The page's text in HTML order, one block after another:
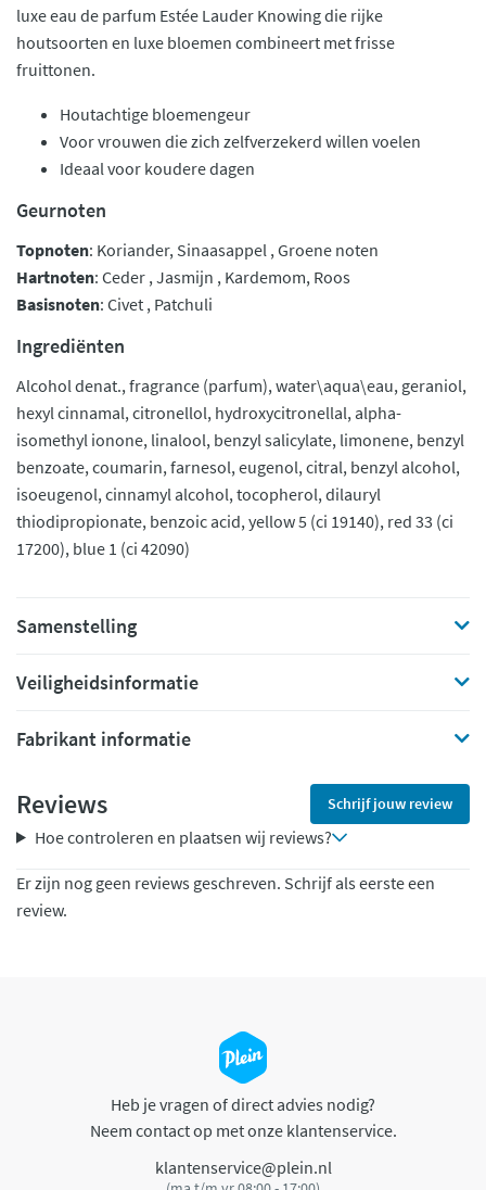
luxe eau de parfum Estée Lauder Knowing die rijke
houtsoorten en luxe bloemen combineert met frisse
fruittonen.
Houtachtige bloemengeur
Voor vrouwen die zich zelfverzekerd willen voelen
Ideaal voor koudere dagen
Geurnoten
Topnoten: Koriander, Sinaasappel , Groene noten
Hartnoten: Ceder , Jasmijn , Kardemom, Roos
Basisnoten: Civet , Patchuli
Ingrediënten
Alcohol denat., fragrance (parfum), water\aqua\eau, geraniol,
hexyl cinnamal, citronellol, hydroxycitronellal, alpha-
isomethyl ionone, linalool, benzyl salicylate, limonene, benzyl
benzoate, coumarin, farnesol, eugenol, citral, benzyl alcohol,
isoeugenol, cinnamyl alcohol, tocopherol, dilauryl
thiodipropionate, benzoic acid, yellow 5 (ci 19140), red 33 (ci
17200), blue 1 (ci 42090)
Samenstelling
Veiligheidsinformatie
Fabrikant informatie
Reviews Schrijf jouw review
Hoe controleren en plaatsen wij reviews?
Er zijn nog geen reviews geschreven. Schrijf als eerste een
review.
Heb je vragen of direct advies nodig?
Neem contact op met onze klantenservice.
klantenservice@plein.nl